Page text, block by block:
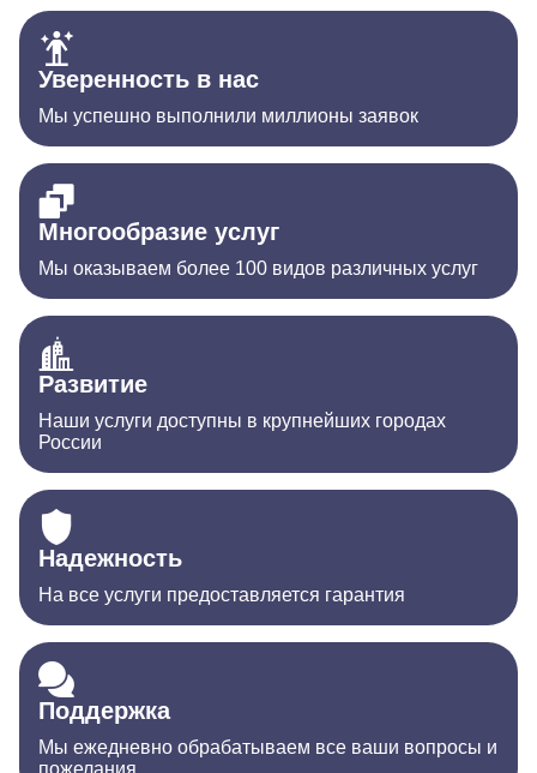
Уверенность в нас
Мы успешно выполнили миллионы заявок
Многообразие услуг
Мы оказываем более 100 видов различных услуг
Развитие
Наши услуги доступны в крупнейших городах
России
Надежность
На все услуги предоставляется гарантия
Поддержка
Мы ежедневно обрабатываем все ваши вопросы и
пожелания